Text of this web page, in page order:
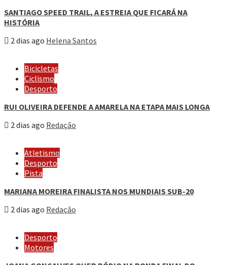
SANTIAGO SPEED TRAIL, A ESTREIA QUE FICARÁ NA
HISTÓRIA
2 dias ago Helena Santos
Bicicletas
Ciclismo
Desporto
RUI OLIVEIRA DEFENDE A AMARELA NA ETAPA MAIS LONGA
2 dias ago Redação
Atletismo
Desporto
Pista
MARIANA MOREIRA FINALISTA NOS MUNDIAIS SUB-20
2 dias ago Redação
Desporto
Motores